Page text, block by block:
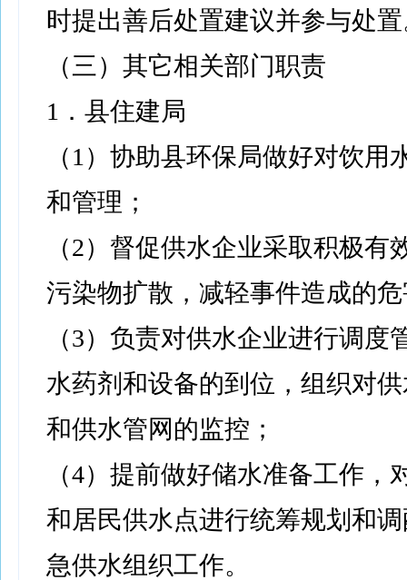
时提出善后处置建议并参与处
（三）其它相关部门职责
1．县住建局
（1）协助县环保局做好对饮用
和管理；
（2）督促供水企业采取积极有
污染物扩散，减轻事件造成的
（3）负责对供水企业进行调度
水药剂和设备的到位，组织对
和供水管网的监控；
（4）提前做好储水准备工作，
和居民供水点进行统筹规划和
急供水组织工作。